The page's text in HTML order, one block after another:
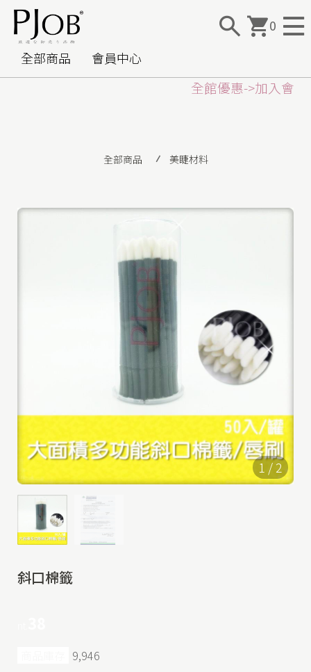
0
全部商品 會員中心
全館優惠->加入會員
全部商品 美睫材料
1 /2
斜口棉籤
9,946